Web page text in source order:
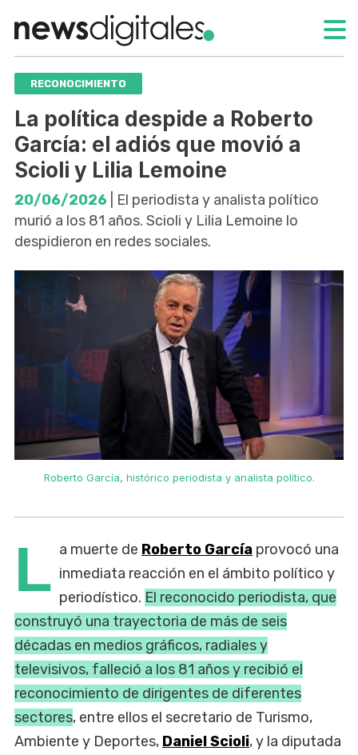
RECONOCIMIENTO
La política despide a Roberto
García: el adiós que movió a
Scioli y Lilia Lemoine
20/06/2026 | El periodista y analista político
murió a los 81 años. Scioli y Lilia Lemoine lo
despidieron en redes sociales.
Roberto García, histórico periodista y analista político.
L a muerte de Roberto García provocó una
inmediata reacción en el ámbito político y
periodístico. El reconocido periodista, que
construyó una trayectoria de más de seis
décadas en medios gráficos, radiales y
televisivos, falleció a los 81 años y recibió el
reconocimiento de dirigentes de diferentes
sectores, entre ellos el secretario de Turismo,
Ambiente y Deportes, Daniel Scioli, y la diputada